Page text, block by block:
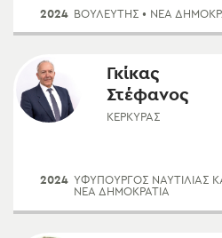
2024 ΒΟΥΛΕΥΤΗΣ • ΝΈΑ
Γκίκας
Στέφανος
ΚΕΡΚΎΡΑΣ
2024 ΥΦΥΠΟΥΡΓΌΣ ΝΑΥΤΙΛΊΑΣ
ΝΈΑ ΔΗΜΟΚΡΑΤΊΑ